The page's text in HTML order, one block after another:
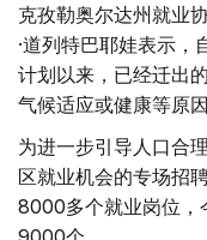
克孜勒奥尔达州就业
·道列特巴耶娃表示，
计划以来，已经迁出
气候适应或健康等原
为进一步引导人口合
区就业机会的专场招
8000多个就业岗位，